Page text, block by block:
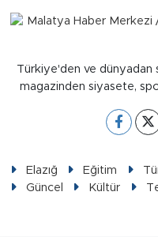
Türkiye'den ve dünyadan
magazinden siyasete,
Elazığ Eğitim
Güncel
Kültür